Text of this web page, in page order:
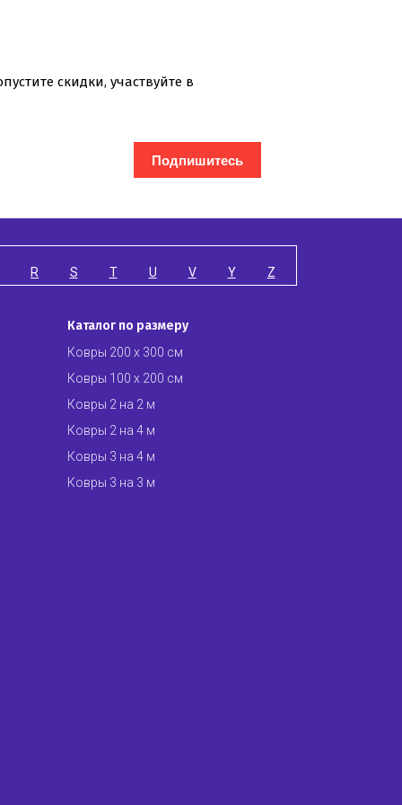
информацию о новинках и
скидки, участвуйте в
Подпишитесь
R S T U V Y Z
Каталог по размеру
Ковры 200 х 300 см
Ковры 100 х 200 см
Ковры 2 на 2 м
Ковры 2 на 4 м
Ковры 3 на 4 м
Ковры 3 на 3 м